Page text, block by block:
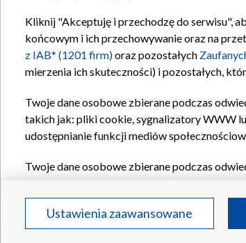
Kliknij "Akceptuję i przechodzę do serwisu",
końcowym i ich przechowywanie oraz na
z IAB* (1201 firm)oraz pozostałych
mierzenia ich skuteczności) i pozostałych,
Twoje dane osobowe zbierane podczas
takich jak: pliki cookie, sygnalizatory WWW
udostępnianie funkcji mediów
Twoje dane osobowe zbierane podczas
Partnerów TVPdla realizacji następujących
reklam, tworzenia profilu
treści, stosowania badań rynkowych w celu
Ustawienia zaawansowane